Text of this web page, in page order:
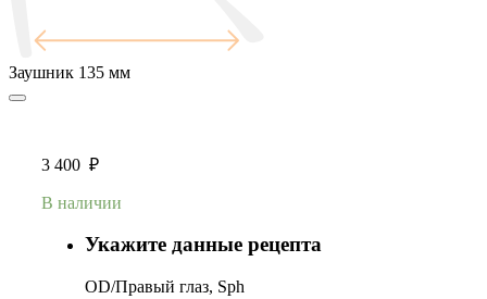
Заушник 135 мм
3 400 ₽
В наличии
Укажите данные рецепта
OD/Правый глаз, Sph